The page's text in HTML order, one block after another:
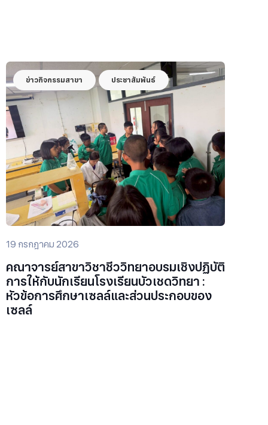
ข่าวกิจกรรมสาขา ประชาสัมพันธ์
19 กรกฎาคม 2026
คณาจารย์สาขาวิชาชีววิทยาอบรมเชิงปฏิบัติ
การให้กับนักเรียนโรงเรียนบัวเชดวิทยา :
หัวข้อการศึกษาเซลล์และส่วนประกอบของ
เซลล์